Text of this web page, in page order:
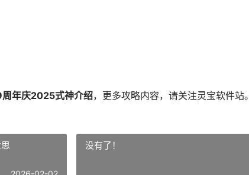
周年庆2025式神介绍，更多攻略内容，请关注灵宝软件站。
没有了！